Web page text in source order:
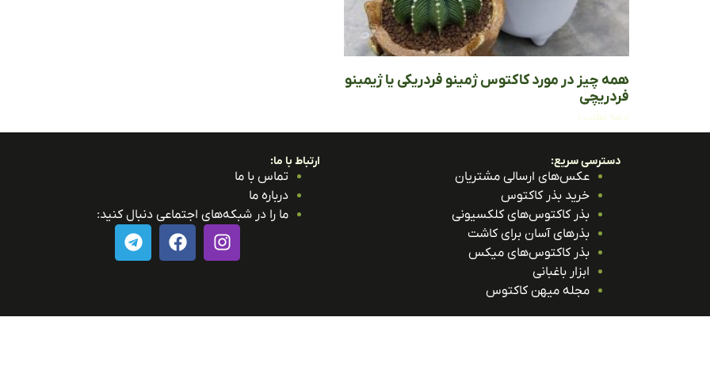
همه چیز در مورد کاکتوس ژمینو فردریکی یا ژیمینو
فردریچی
ادامه مطلب »
دسترسی سریع:
عکس‌های ارسالی مشتریان
خرید بذر کاکتوس
بذر کاکتوس‌های کلکسیونی
بذرهای آسان برای کاشت
بذر کاکتوس‌های میکس
ابزار باغبانی
مجله میهن کاکتوس
ارتباط با ما:
تماس با ما
درباره ما
ما را در شبکه‌های اجتماعی دنبال کنید: